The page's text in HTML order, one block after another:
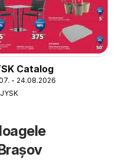
Catalog
- 24.08.2026
JYSK